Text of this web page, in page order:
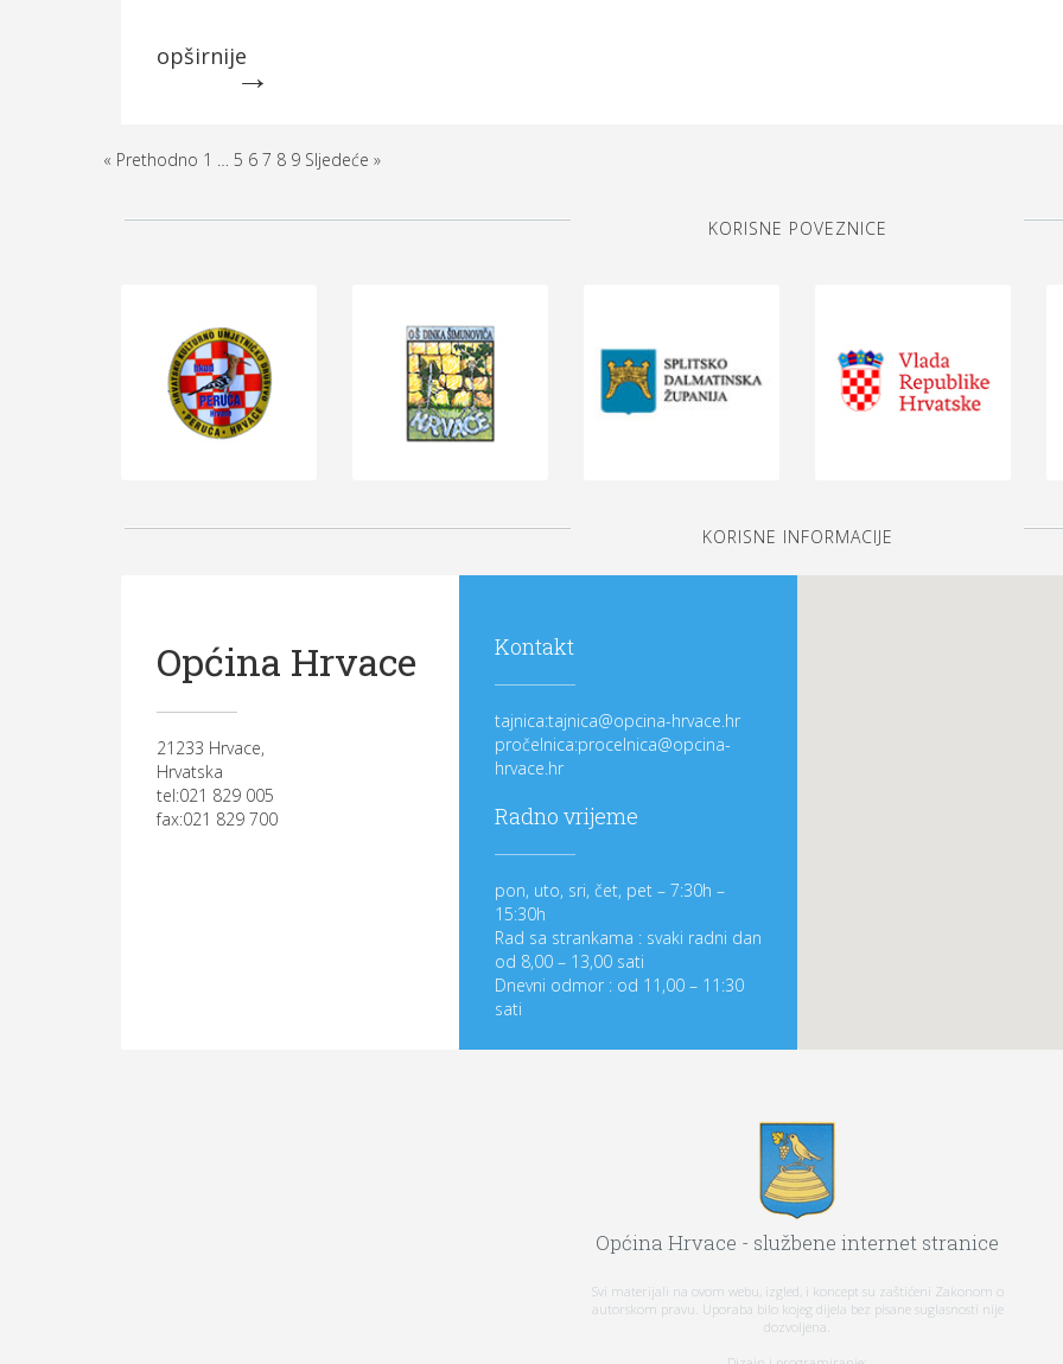
opširnije
« Prethodno 1 5 6 7 8 9 Sljedeće »
KORISNE POVEZNICE
KORISNE INFORMACIJE
Općina Hrvace
21233 Hrvace,
Hrvatska
tel:021 829 005
fax:021 829 700
Kontakt
tajnica:tajnica@opcina-hrvace.hr
pročelnica:procelnica@opcina-
hrvace.hr
Radno vrijeme
pon, uto, sri, čet, pet – 7:30h –
15:30h
Rad sa strankama : svaki radni dan
od 8,00 – 13,00 sati
Dnevni odmor : od 11,00 – 11:30
sati
Općina Hrvace - službene internet stranice
Svi materijali na ovom webu, izgled, i koncept su zaštićeni Zakonom o
autorskom pravu. Uporaba bilo kojeg dijela bez pisane suglasnosti nije
dozvoljena.